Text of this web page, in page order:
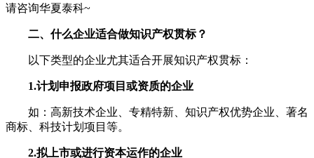
请咨询华夏泰科~
二、什么企业适合做知识产权贯标？
以下类型的企业尤其适合开展知识产权贯标：
1.计划申报政府项目或资质的企业
如：高新技术企业、专精特新、知识产权优势企业、著名
商标、科技计划项目等。
2.拟上市或进行资本运作的企业